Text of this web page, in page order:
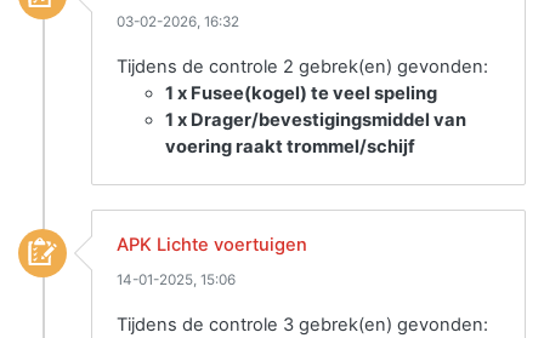
03-02-2026, 16:32
Tijdens de controle 2 gebrek(en) gevonden:
1 x Fusee(kogel) te veel speling
1 x Drager/bevestigingsmiddel van
voering raakt trommel/schijf
APK Lichte voertuigen
14-01-2025, 15:06
Tijdens de controle 3 gebrek(en) gevonden: